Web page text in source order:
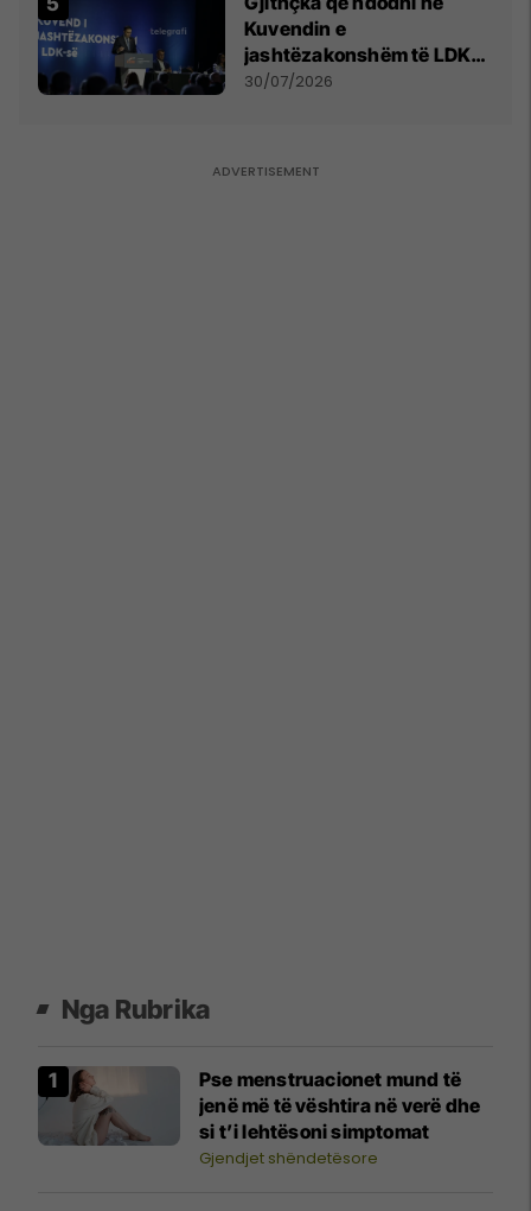
Kuvendin e
jashtëzakonshëm të LDK-
së
30/07/2026
Nga Rubrika
Pse menstruacionet mund të
jenë më të vështira në verë dhe
si t’i lehtësoni simptomat
Gjendjet shëndetësore